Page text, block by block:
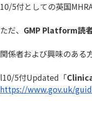
10/5付としての英国
ただ、 GMP Platform読
関係者および興味のある
l10/5付Updated「
https://www.gov.uk/